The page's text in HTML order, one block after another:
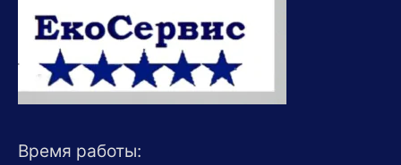
Время работы: